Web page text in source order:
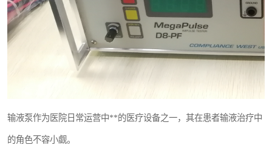
输液泵作为医院日常运营中**的医疗设备之一，其在患者输液治疗中
的角色不容小觑。